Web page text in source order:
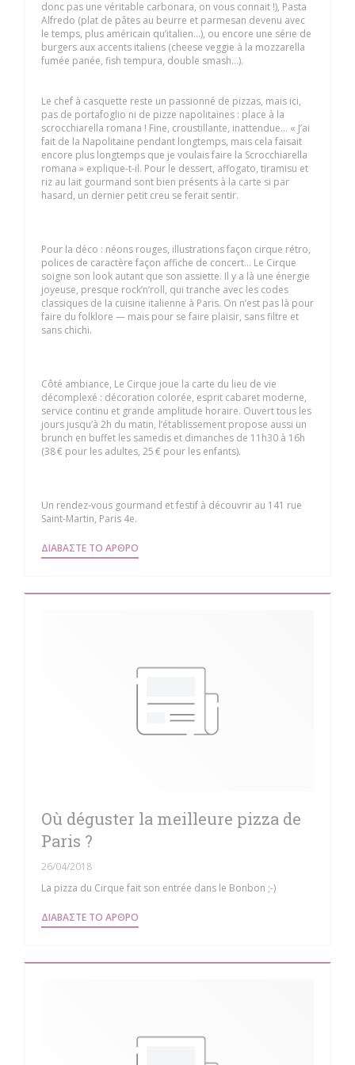
donc pas une véritable carbonara, on vous connait !), Pasta
Alfredo (plat de pâtes au beurre et parmesan devenu avec
le temps, plus américain qu’italien…), ou encore une série de
burgers aux accents italiens (cheese veggie à la mozzarella
fumée panée, fish tempura, double smash…).
Le chef à casquette reste un passionné de pizzas, mais ici,
pas de portafoglio ni de pizze napolitaines : place à la
scrocchiarella romana ! Fine, croustillante, inattendue… « J’ai
fait de la Napolitaine pendant longtemps, mais cela faisait
encore plus longtemps que je voulais faire la Scrocchiarella
romana » explique-t-il. Pour le dessert, affogato, tiramisu et
riz au lait gourmand sont bien présents à la carte si par
hasard, un dernier petit creu se ferait sentir.
Pour la déco : néons rouges, illustrations façon cirque rétro,
polices de caractère façon affiche de concert… Le Cirque
soigne son look autant que son assiette. Il y a là une énergie
joyeuse, presque rock’n’roll, qui tranche avec les codes
classiques de la cuisine italienne à Paris. On n’est pas là pour
faire du folklore — mais pour se faire plaisir, sans filtre et
sans chichi.
Côté ambiance, Le Cirque joue la carte du lieu de vie
décomplexé : décoration colorée, esprit cabaret moderne,
service continu et grande amplitude horaire. Ouvert tous les
jours jusqu’à 2h du matin, l’établissement propose aussi un
brunch en buffet les samedis et dimanches de 11h30 à 16h
(38 € pour les adultes, 25 € pour les enfants).
Un rendez-vous gourmand et festif à découvrir au 141 rue
Saint-Martin, Paris 4e.
ΔΙΑΒΆΣΤΕ ΤΟ ΆΡΘΡΟ
Où déguster la meilleure pizza de
Paris ?
26/04/2018
La pizza du Cirque fait son entrée dans le Bonbon ;-)
ΔΙΑΒΆΣΤΕ ΤΟ ΆΡΘΡΟ